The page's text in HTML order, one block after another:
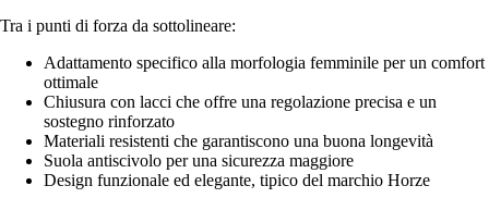
Tra i punti di forza da sottolineare:
Adattamento specifico alla morfologia femminile per un comfort
ottimale
Chiusura con lacci che offre una regolazione precisa e un
sostegno rinforzato
Materiali resistenti che garantiscono una buona longevità
Suola antiscivolo per una sicurezza maggiore
Design funzionale ed elegante, tipico del marchio Horze